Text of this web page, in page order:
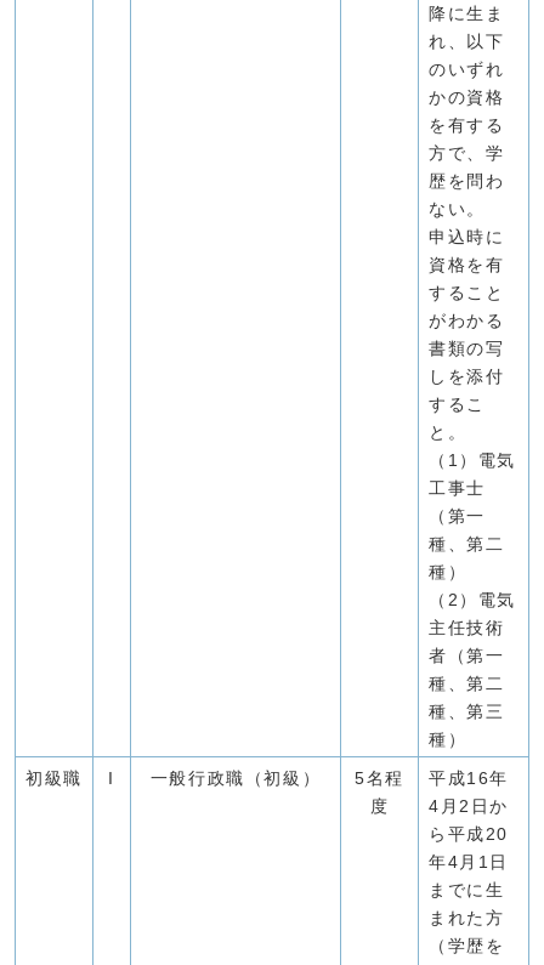
降に生ま
れ、以下
のいずれ
かの資格
を有する
方で、学
歴を問わ
ない。
申込時に
資格を有
すること
がわかる
書類の写
しを添付
するこ
と。
（1）電気
工事士
（第一
種、第二
種）
（2）電気
主任技術
者（第一
種、第二
種、第三
種）
初級職 一般行政職（初級）
5名程
度
平成16年
4月2日か
ら平成20
年4月1日
までに生
まれた方
（学歴を